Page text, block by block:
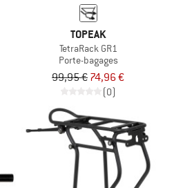
TOPEAK
TetraRack GR1
Porte-bagages
99,95 € 74,96 €
(0)